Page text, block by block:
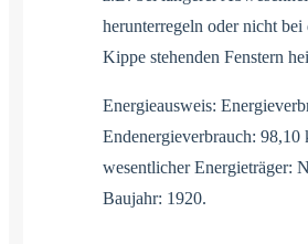
herunterregeln oder nicht bei
Kippe stehenden Fenstern
Energieausweis:
Endenergieverbrauch: 98,10
wesentlicher Energieträger:
Baujahr: 1920.